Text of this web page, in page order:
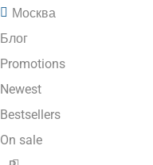
Москва
Блог
Promotions
Newest
Bestsellers
On sale